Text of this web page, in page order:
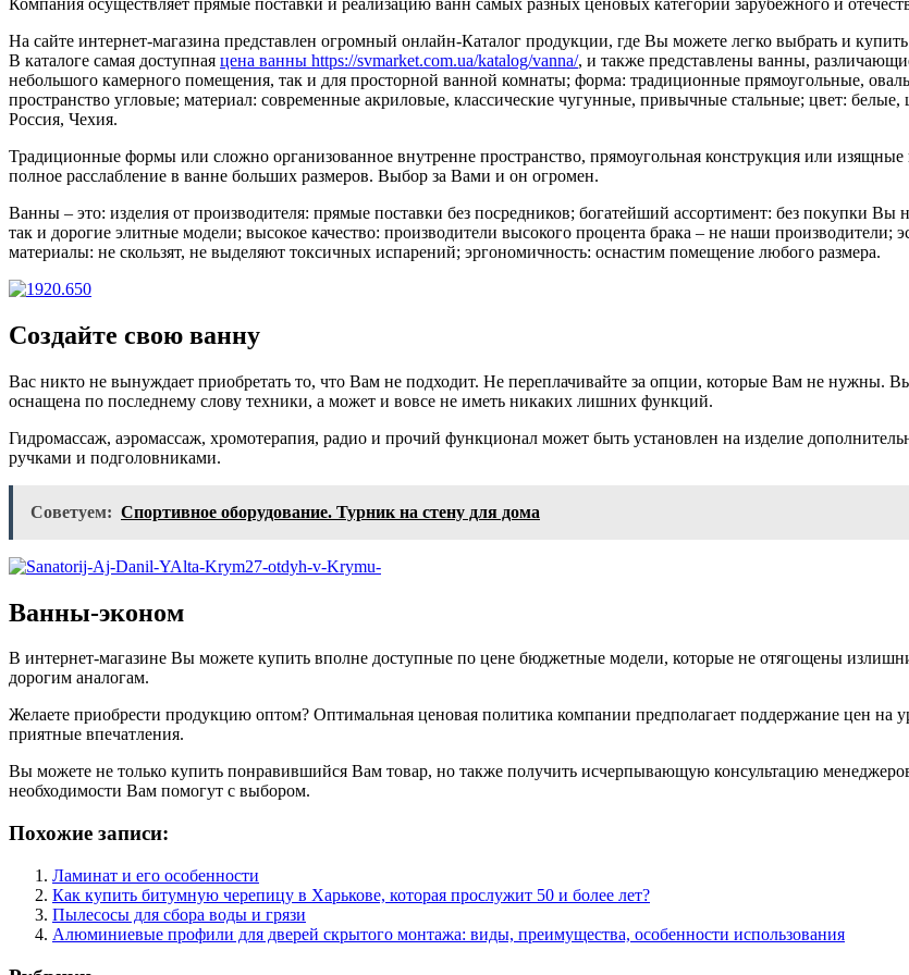
На сайте интернет-магазина представлен огромный онлайн-Каталог продукции, где Вы можете легко выбрать и
В каталоге самая доступная цена ванны https://svmarket.com.ua/katalog/vanna/, и также представлены ванны,
небольшого камерного помещения, так и для просторной ванной комнаты; форма: традиционные прямоугольные,
пространство угловые; материал: современные акриловые, классические чугунные, привычные стальные; цвет:
Россия, Чехия.
Традиционные формы или сложно организованное внутренне пространство, прямоугольная конструкция или
полное расслабление в ванне больших размеров. Выбор за Вами и он огромен.
Ванны – это: изделия от производителя: прямые поставки без посредников; богатейший ассортимент: без покупки
так и дорогие элитные модели; высокое качество: производители высокого процента брака – не наши
материалы: не скользят, не выделяют токсичных испарений; эргономичность: оснастим помещение любого размера.
Создайте свою ванну
Вас никто не вынуждает приобретать то, что Вам не подходит. Не переплачивайте за опции, которые Вам не нужны.
оснащена по последнему слову техники, а может и вовсе не иметь никаких лишних функций.
Гидромассаж, аэромассаж, хромотерапия, радио и прочий функционал может быть установлен на изделие
ручками и подголовниками.
Советуем: Спортивное оборудование. Турник на стену для дома
Ванны-эконом
В интернет-магазине Вы можете купить вполне доступные по цене бюджетные модели, которые не отягощены
дорогим аналогам.
Желаете приобрести продукцию оптом? Оптимальная ценовая политика компании предполагает поддержание цен на
приятные впечатления.
Вы можете не только купить понравившийся Вам товар, но также получить исчерпывающую консультацию
необходимости Вам помогут с выбором.
Похожие записи:
Ламинат и его особенности
Как купить битумную черепицу в Харькове, которая прослужит 50 и более лет?
Пылесосы для сбора воды и грязи
Алюминиевые профили для дверей скрытого монтажа: виды, преимущества, особенности использования